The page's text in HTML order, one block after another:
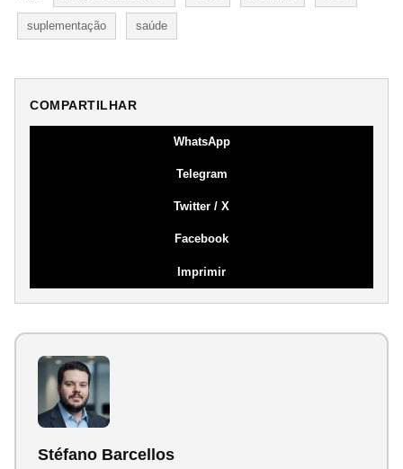
suplementação saúde
COMPARTILHAR
WhatsApp
Telegram
Twitter / X
Facebook
Imprimir
Stéfano Barcellos